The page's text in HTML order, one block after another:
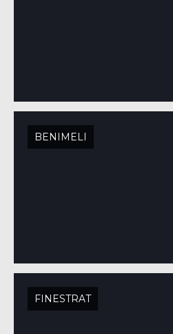
BENIMELI
FINESTRAT